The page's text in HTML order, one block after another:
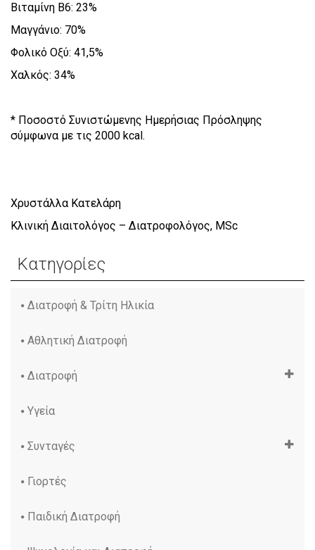
Βιταμίνη Β6: 23%
Μαγγάνιο: 70%
Φολικό Οξύ: 41,5%
Χαλκός: 34%
* Ποσοστό Συνιστώμενης Ημερήσιας Πρόσληψης
σύμφωνα με τις 2000 kcal.
Χρυστάλλα Κατελάρη
Κλινική Διαιτολόγος – Διατροφολόγος, MSc
Κατηγορίες
Διατροφή & Τρίτη Ηλικία
Αθλητική Διατροφή
Διατροφή
Υγεία
Συνταγές
Γιορτές
Παιδική Διατροφή